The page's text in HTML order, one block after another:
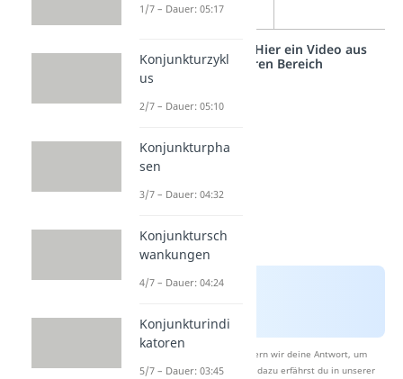
Studyflix vernetzt: Hier ein Video aus
einem anderen Bereich
Nach Beantwortung speichern wir deine Antwort, um
Studyflix zu verbessern. Mehr dazu erfährst du in unserer
1/7 – Dauer: 05:17
Konjunkturzykl
us
2/7 – Dauer: 05:10
Konjunkturpha
sen
3/7 – Dauer: 04:32
Konjunktursch
wankungen
4/7 – Dauer: 04:24
Konjunkturindi
katoren
5/7 – Dauer: 03:45